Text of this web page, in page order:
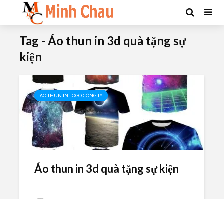
Tag - Áo thun in 3d quà tặng sự
kiện
ÁO THUN IN LOGO CÔNG TY
Áo thun in 3d quà tặng sự kiện